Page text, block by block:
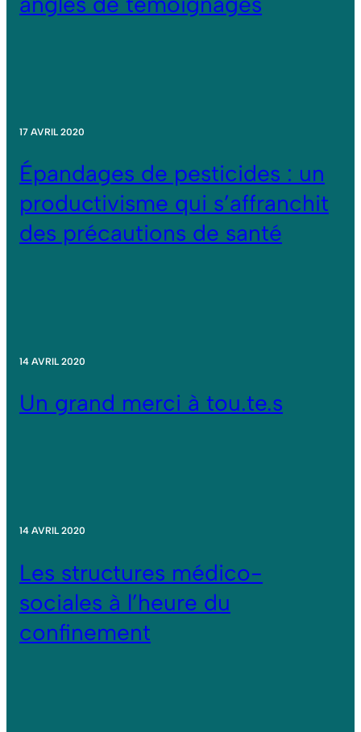
17 AVRIL 2020
Épandages de pesticides : un
productivisme qui s’affranchit
des précautions de santé
14 AVRIL 2020
Un grand merci à tou.te.s
14 AVRIL 2020
Les structures médico-
sociales à l’heure du
confinement